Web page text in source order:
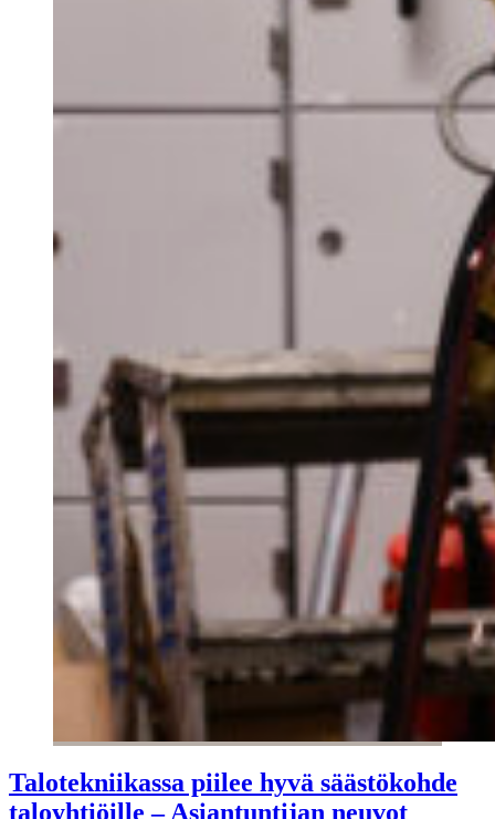
Talotekniikassa piilee hyvä säästökohde
taloyhtiöille – Asiantuntijan neuvot